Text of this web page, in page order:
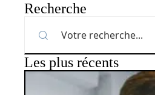
Recherche
Les plus récents